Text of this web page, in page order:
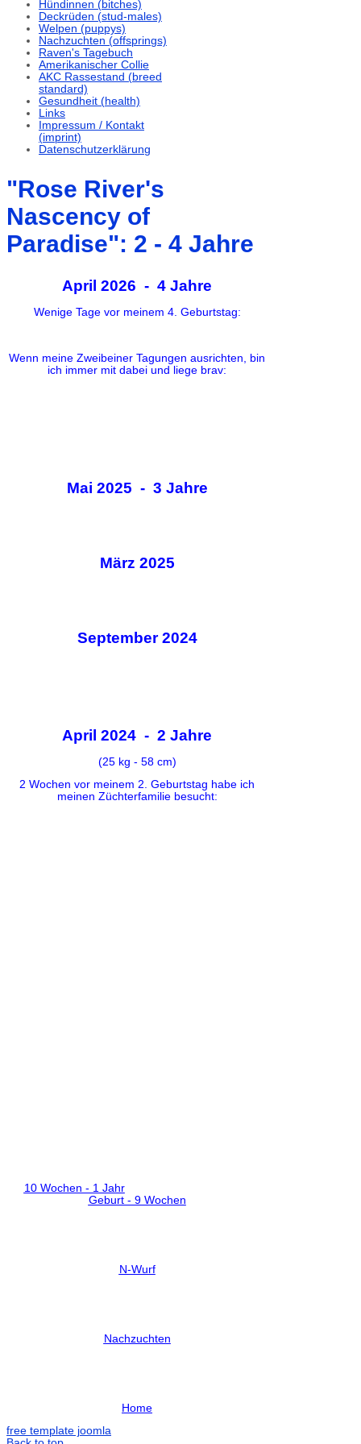
Hündinnen (bitches)
Deckrüden (stud-males)
Welpen (puppys)
Nachzuchten (offsprings)
Raven's Tagebuch
Amerikanischer Collie
AKC Rassestand (breed
standard)
Gesundheit (health)
Links
Impressum / Kontakt
(imprint)
Datenschutzerklärung
"Rose River's
Nascency of
Paradise": 2 - 4 Jahre
April 2026 - 4 Jahre
Wenige Tage vor meinem 4. Geburtstag:
Wenn meine Zweibeiner Tagungen ausrichten, bin
ich immer mit dabei und liege brav:
Mai 2025 - 3 Jahre
März 2025
September 2024
April 2024 - 2 Jahre
(25 kg - 58 cm)
2 Wochen vor meinem 2. Geburtstag habe ich
meinen Züchterfamilie besucht:
10 Wochen - 1 Jahr
Geburt - 9 Wochen
N-Wurf
Nachzuchten
Home
free template joomla